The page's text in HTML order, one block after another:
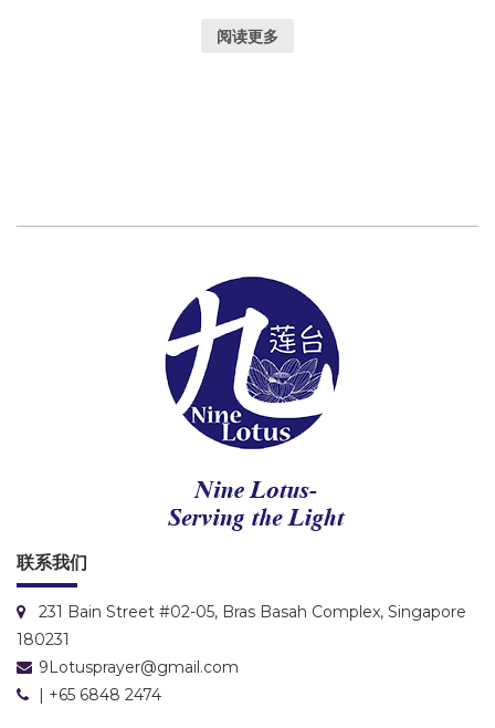
阅读更多
联系我们
231 Bain Street #02-05, Bras Basah Complex, Singapore
180231
9Lotusprayer@gmail.com
| +65 6848 2474